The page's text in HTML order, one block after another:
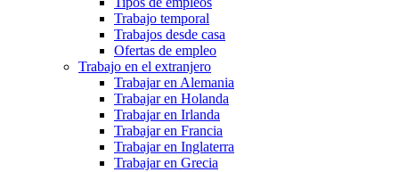
Trabajo temporal
Trabajos desde casa
Ofertas de empleo
Trabajo en el extranjero
Trabajar en Alemania
Trabajar en Holanda
Trabajar en Irlanda
Trabajar en Francia
Trabajar en Inglaterra
Trabajar en Grecia